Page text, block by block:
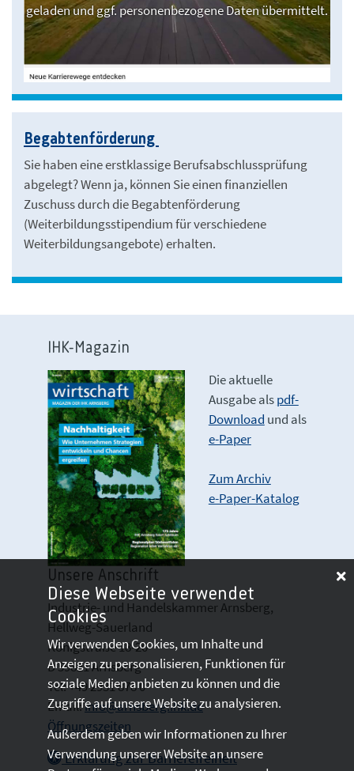
geladen und ggf. personenbezogene Daten übermittelt.
Begabtenförderung
Sie haben eine erstklassige Berufsabschlussprüfung
abgelegt? Wenn ja, können Sie einen finanziellen
Zuschuss durch die Begabtenförderung
(Weiterbildungsstipendium für verschiedene
Weiterbildungsangebote) erhalten.
IHK-Magazin
Die aktuelle
Ausgabe alspdf-
Download und als
e-Paper
Zum Archiv
e-Paper-Katalog
Unsere Anschrift
Industrie- und Handelskammer Arnsberg,
Hellweg-Sauerland
Königstraße 18-20
D 59821 Arnsberg
Tel: +49 2931 878 0
Email:info@arnsberg.ihk.de
Öffnungszeiten
Erklärung zur Barrierefreiheit
Diese Webseite verwendet
Cookies
Wir verwenden Cookies, um Inhalte und
Anzeigen zu personalisieren, Funktionen für
soziale Medien anbieten zu können und die
Zugriffe auf unsere Website zu analysieren.
Außerdem geben wir Informationen zu Ihrer
Verwendung unserer Website an unsere